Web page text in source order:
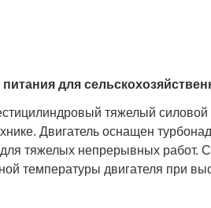
для
тяжелый
Двигатель оснащен
тяжелых непрерывных работ.
температуры двигателя при